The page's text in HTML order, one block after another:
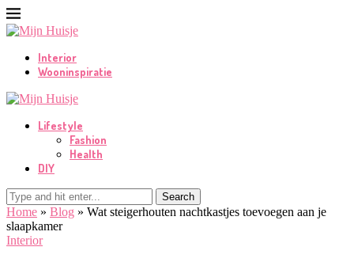
Interior
Wooninspiratie
Lifestyle
Fashion
Health
DIY
Search
Home » Blog » Wat steigerhouten nachtkastjes toevoegen aan je
slaapkamer
Interior